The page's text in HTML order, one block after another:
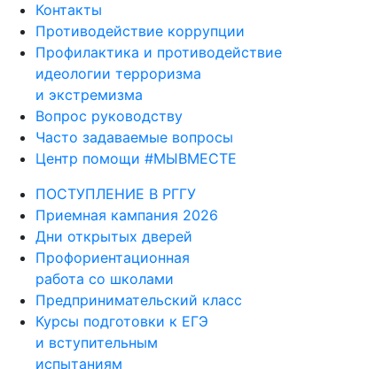
Контакты
Противодействие коррупции
Профилактика и противодействие
идеологии терроризма
и экстремизма
Вопрос руководству
Часто задаваемые вопросы
Центр помощи #МЫВМЕСТЕ
ПОСТУПЛЕНИЕ В РГГУ
Приемная кампания 2026
Дни открытых дверей
Профориентационная
работа со школами
Предпринимательский класс
Курсы подготовки к ЕГЭ
и вступительным
испытаниям